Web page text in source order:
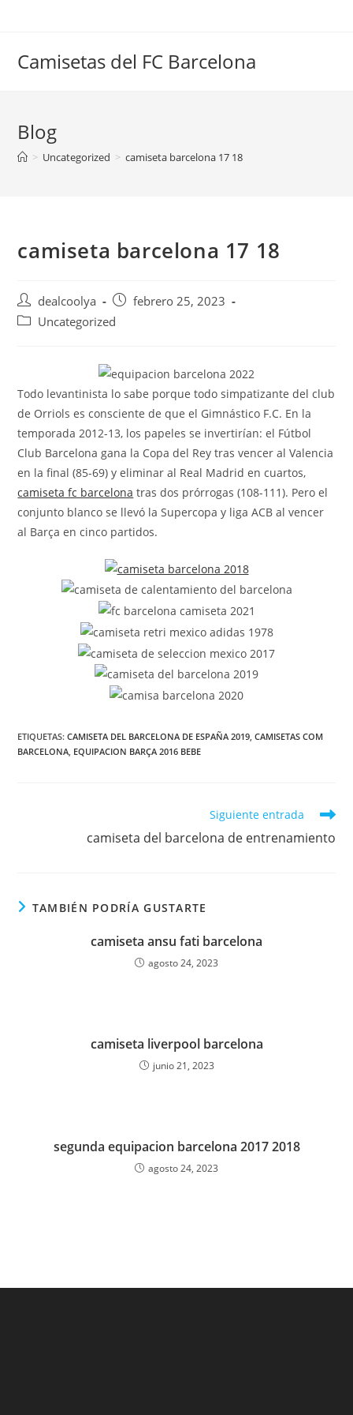
Camisetas del FC Barcelona
Blog
> Uncategorized > camiseta barcelona 17 18
camiseta barcelona 17 18
Autor
de
dealcoolya
Publicación
de
febrero 25, 2023
Categoría
Uncategorized
Todo levantinista lo sabe porque todo simpatizante del club
de Orriols es consciente de que el Gimnástico F.C. En la
temporada 2012-13, los papeles se invertirían: el Fútbol
Club Barcelona gana la Copa del Rey tras vencer al Valencia
en la final (85-69) y eliminar al Real Madrid en cuartos,
camiseta fc barcelona tras dos prórrogas (108-111). Pero el
conjunto blanco se llevó la Supercopa y liga ACB al vencer
al Barça en cinco partidos.
ETIQUETAS:CAMISETA DEL BARCELONA DE ESPAÑA 2019, CAMISETAS COM
BARCELONA, EQUIPACION BARÇA 2016 BEBE
Siguiente entrada
camiseta del barcelona de entrenamiento
TAMBIÉN PODRÍA GUSTARTE
camiseta ansu fati barcelona
agosto 24, 2023
camiseta liverpool barcelona
junio 21, 2023
segunda equipacion barcelona 2017 2018
agosto 24, 2023